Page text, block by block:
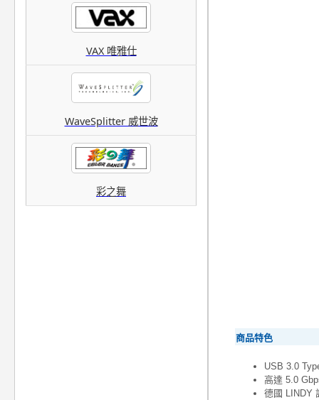
VAX 唯雅仕
WaveSplitter 威世波
彩之舞
商品特色
USB 3.0
高達 5.0
德國 LINDY